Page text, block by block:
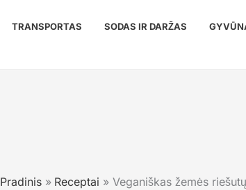
TRANSPORTAS SODAS IR DARŽAS
Pradinis Receptai Veganiškas žemės